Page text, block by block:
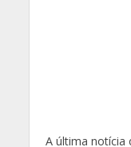
A última notícia